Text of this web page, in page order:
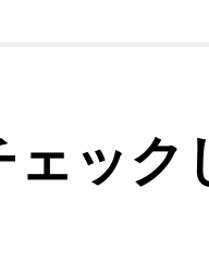
ェック